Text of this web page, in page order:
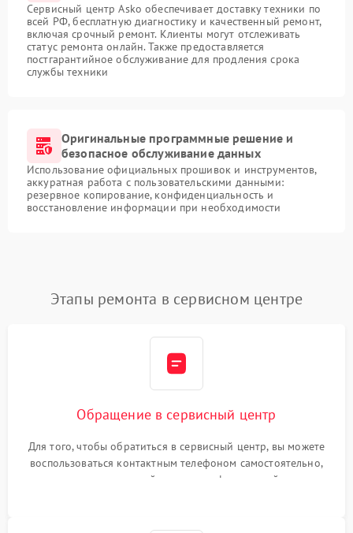
Сервисный центр Asko обеспечивает доставку техники по
всей РФ, бесплатную диагностику и качественный ремонт,
включая срочный ремонт. Клиенты могут отслеживать
статус ремонта онлайн. Также предоставляется
постгарантийное обслуживание для продления срока
службы техники
Оригинальные программные решение и
безопасное обслуживание данных
Использование официальных прошивок и инструментов,
аккуратная работа с пользовательскими данными:
резервное копирование, конфиденциальность и
восстановление информации при необходимости
Этапы ремонта в сервисном центре
Обращение в сервисный центр
Для того, чтобы обратиться в сервисный центр, вы можете
воспользоваться контактным телефоном самостоятельно,
или оставить свой номер телефона на сайте